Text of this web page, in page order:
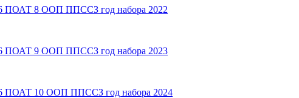
ПОАТ 8 ООП ППССЗ год набора 2022
ПОАТ 9 ООП ППССЗ год набора 2023
ПОАТ 10 ООП ППССЗ год набора 2024